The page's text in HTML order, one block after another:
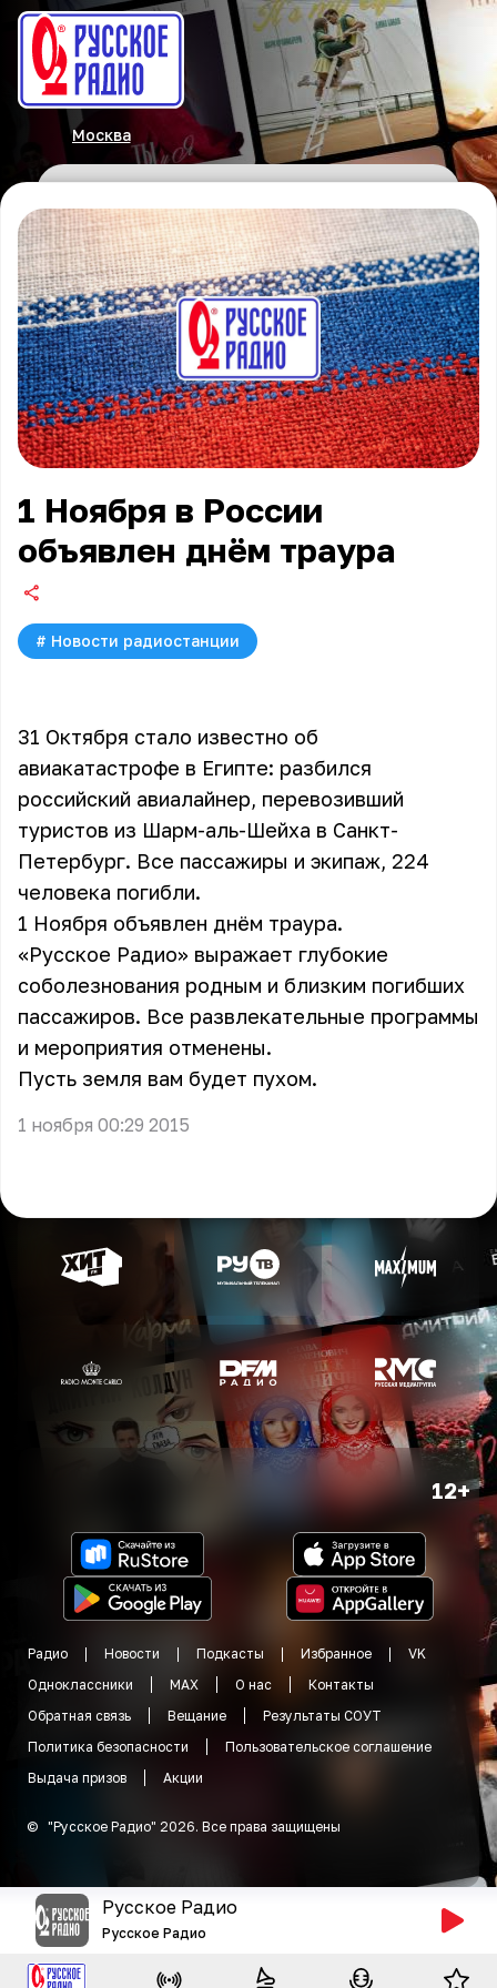
Москва
1 Ноября в России
объявлен днём траура
# Новости радиостанции
31 Октября стало известно об
авиакатастрофе в Египте: разбился
российский авиалайнер, перевозивший
туристов из Шарм-аль-Шейха в Санкт-
Петербург. Все пассажиры и экипаж, 224
человека погибли.
1 Ноября объявлен днём траура.
«Русское Радио» выражает глубокие
соболезнования родным и близким погибших
пассажиров. Все развлекательные программы
и мероприятия отменены.
Пусть земля вам будет пухом.
1 ноября 00:29 2015
12+
Радио Новости Подкасты Избранное
VK
Одноклассники
MAX О нас
Контакты
Обратная связь
Вещание
Результаты СОУТ
Политика безопасности
Пользовательское соглашение
Выдача призов
Акции
© "Русское Радио" 2026. Все права защищены
Русское Радио
Русское Радио